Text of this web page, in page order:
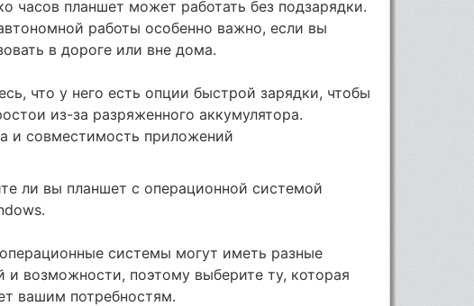
часов планшет может работать без подзарядки.
работы особенно важно, если вы
в дороге или вне дома.
что у него есть опции быстрой зарядки, чтобы
из-за разряженного аккумулятора.
и совместимость приложений
ли вы планшет с операционной системой
системы могут иметь разные
и возможности, поэтому выберите ту, которая
вашим потребностям.